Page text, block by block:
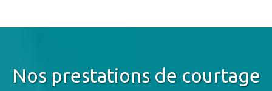
Nos prestations de courtage